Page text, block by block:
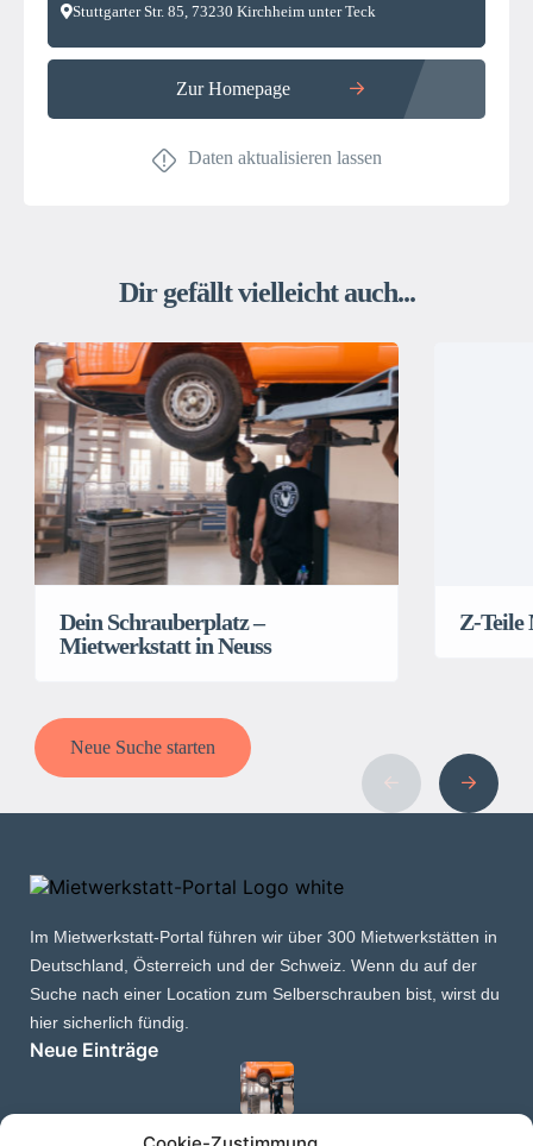
Stuttgarter Str. 85, 73230 Kirchheim unter Teck
Zur Homepage
Daten aktualisieren lassen
Dir gefällt vielleicht auch...
Dein Schrauberplatz –
Mietwerkstatt in Neuss
Z-
Neue Suche starten
Im Mietwerkstatt-Portal führen wir über 300 Mietwerkstätten in
Deutschland, Österreich und der Schweiz. Wenn du auf der
Suche nach einer Location zum Selberschrauben bist, wirst du
hier sicherlich fündig.
Neue Einträge
Dein Schrauberplatz – Mietwerkstatt in Neuss